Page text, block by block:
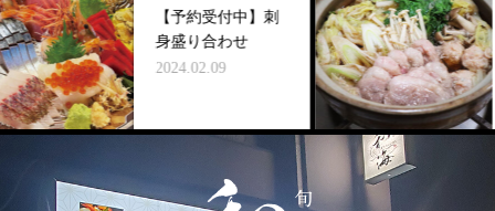
【予約受付中】刺
身盛り合わせ
2024.02.09